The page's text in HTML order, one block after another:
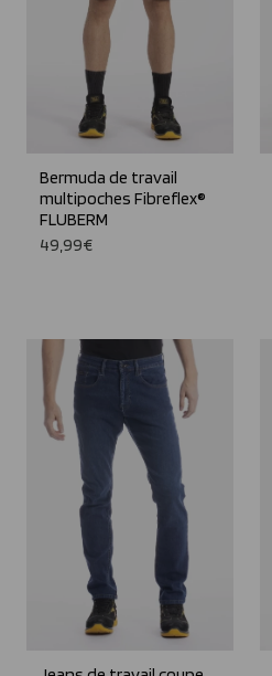
Bermuda de travail
multipoches Fibreflex®
FLUBERM
49,99€